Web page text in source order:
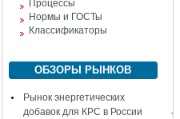
Процессы
Нормы и ГОСТы
Классификаторы
ОБЗОРЫ РЫНКОВ
Рынок энергетических
добавок для КРС в России
·